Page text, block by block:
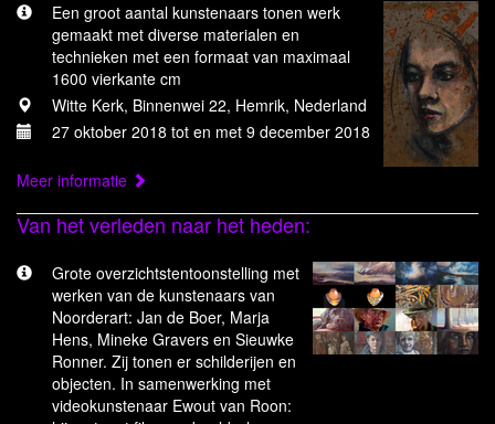
Een groot aantal kunstenaars tonen werk
gemaakt met diverse materialen en
technieken met een formaat van maximaal
1600 vierkante cm
Witte Kerk, Binnenwei 22, Hemrik, Nederland
27 oktober 2018 tot en met 9 december 2018
Meer informatie
Van het verleden naar het heden:
Grote overzichtstentoonstelling met
werken van de kunstenaars van
Noorderart: Jan de Boer, Marja
Hens, Mineke Gravers en Sieuwke
Ronner. Zij tonen er schilderijen en
objecten. In samenwerking met
videokunstenaar Ewout van Roon: